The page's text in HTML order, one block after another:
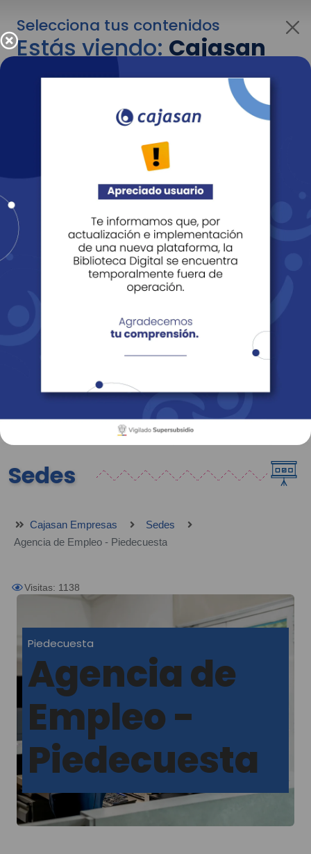
Selecciona tus contenidos
Estás viendo:Cajasan
para empresas
Para cambiar al contenido de tu interés más
adelante recuerda utilizar el menú
Entendido
Revista Fácil Vivir
Sedes Directorio Servicios En Línea
Sedes
Cajasan Empresas
Sedes
Agencia de Empleo - Piedecuesta
Visitas: 1138
Piedecuesta
Agencia de
Empleo -
Piedecuesta